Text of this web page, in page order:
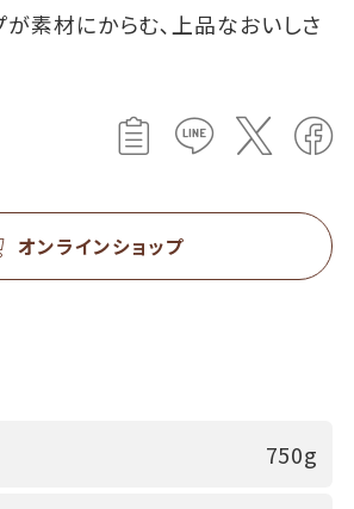
が素材にからむ､上品なおいしさ
オンラインショップ
750g